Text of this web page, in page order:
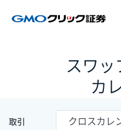
スワッ
カ
取引 クロスカレ